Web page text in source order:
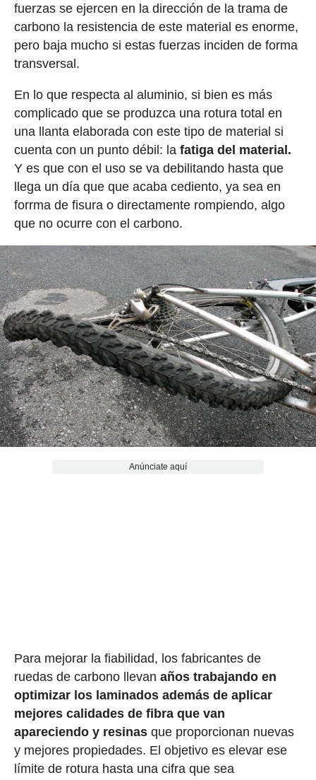
fuerzas se ejercen en la dirección de la trama de
carbono la resistencia de este material es enorme,
pero baja mucho si estas fuerzas inciden de forma
transversal.
En lo que respecta al aluminio, si bien es más
complicado que se produzca una rotura total en
una llanta elaborada con este tipo de material si
cuenta con un punto débil: la fatiga del material.
Y es que con el uso se va debilitando hasta que
llega un día que que acaba cediento, ya sea en
forrma de fisura o directamente rompiendo, algo
que no ocurre con el carbono.
Anúnciate aquí
Para mejorar la fiabilidad, los fabricantes de
ruedas de carbono llevan años trabajando en
optimizar los laminados además de aplicar
mejores calidades de fibra que van
apareciendo y resinasque proporcionan nuevas
y mejores propiedades. El objetivo es elevar ese
límite de rotura hasta una cifra que sea